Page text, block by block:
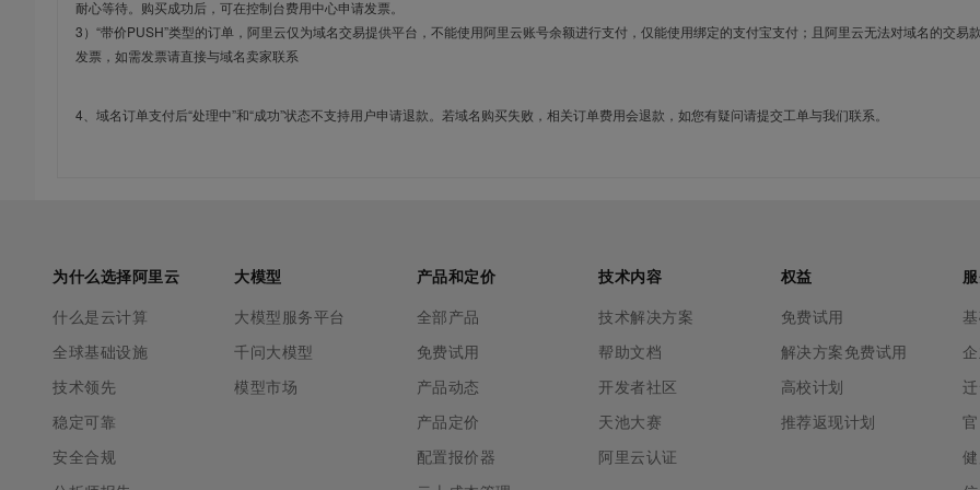
耐心等待。购买成功后，可在控制台费用中心申请发票。
3）“带价PUSH”类型的订单，阿里云仅为域名交易提供平台，不能使用阿里云账号余额进行支付，仅能使用绑定的支付宝支付；且阿里云无法对域名的交易
发票，如需发票请直接与域名卖家联系
4、域名订单支付后“处理中”和“成功”状态不支持用户申请退款。若域名购买失败，相关订单费用会退款，如您有疑问请提交工单与我们联系。